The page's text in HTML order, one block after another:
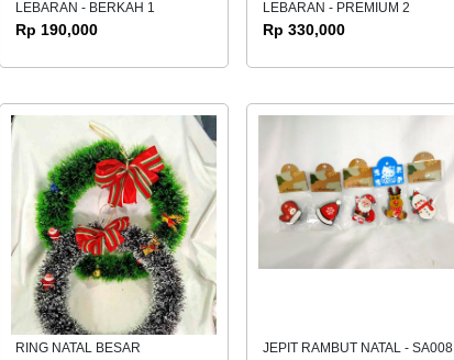
LEBARAN - BERKAH 1
Rp 190,000
LEBARAN - PREMIUM 2
Rp 330,000
RING NATAL BESAR JEPIT RAMBUT NATAL - SA008